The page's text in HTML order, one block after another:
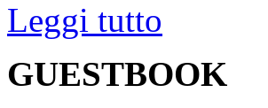
Leggi tutto
GUESTBOOK